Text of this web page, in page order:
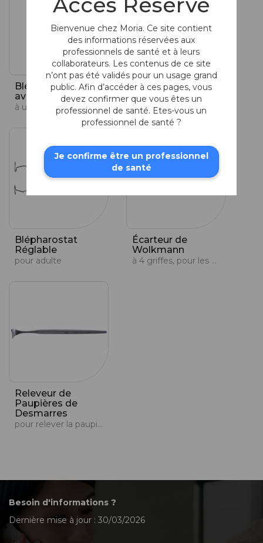
Blépharostat à Fil
avec Plateaux
à usage unique
Blépharostat à Fil
pour Prématurés
pour néonatalogie
Blépharostat
Réglable
pour adulte
Écarteur de
Wolkmann
à 4 griffes, pour les blessures
Releveur de
Paupières de
Desmarres
pour relever la paupière
Besoin d'informations ?
Dernière mise à jour : 30/03/2026
Bienvenue chez Moria. Ce site contient
des informations réservées aux
professionnels de santé et à leurs
collaborateurs. Les contenus de ce site
n’ont pas été validés pour un usage grand
public. Afin d’accéder à ces pages, vous
devez confirmer que vous êtes un
professionnel de santé. Etes-vous un
professionnel de santé ?
Je confirme être un professionnel
de santé